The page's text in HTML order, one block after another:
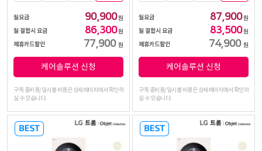
월요금 90,900원
월 결합시 요금
86,300원
제휴카드할인
77,900 원
케어솔루션 신청
구독 총비용/일시불 비용은 상세페이지에서 확인하
실 수 있습니다.
월요금 87,900원
월 결합시 요금
83,500원
제휴카드할인
74,900 원
케어솔루션 신청
구독 총비용/일시불 비용은 상세페이지에서 확인하
실 수 있습니다.